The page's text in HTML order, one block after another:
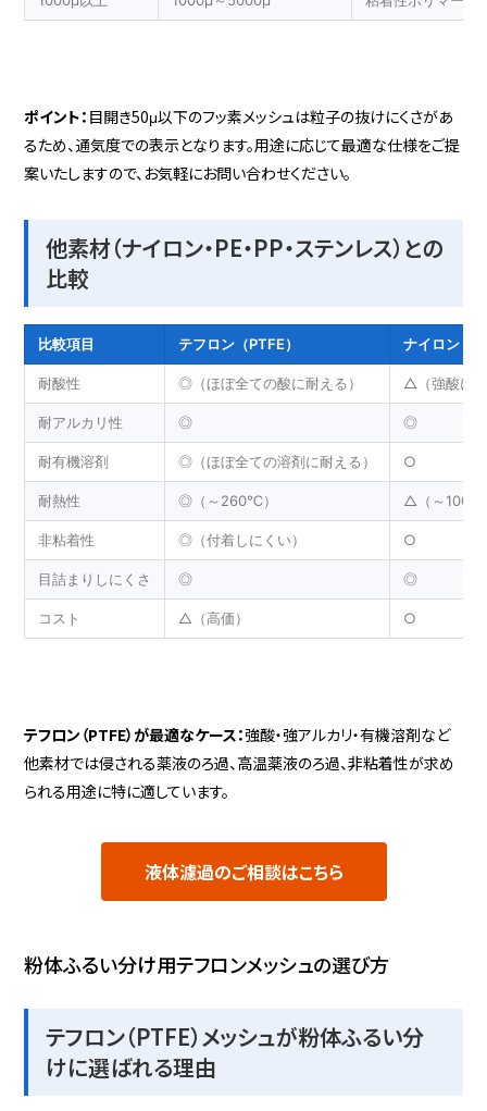
ETFEテフロン 850 275 23
PVDFメッシュ 860 410 20
PVDFメッシュ 400/975 21/37
ETFEテフロン 1000 515 17
ETFEテフロン 1800 500 11
CLV-TN-0515-12 18
CLV-TN-0515-13 43 300
13 件中 1 から 13 まで表示
ポイント： 目開き50μ以下のフッ素メッシュは粒子の抜けにくさがあ
るため、通気度での表示となります。用途に応じて最適な仕様をご提
案いたしますので、お気軽にお問い合わせください。
他素材（ナイロン・PE・PP・ステンレス）との
比較
比較項目 テフロン（PTFE） ナイロン（
耐酸性 ◎（ほぼ全ての酸に耐える） △（強酸に
耐アルカリ性 ◎ ◎
耐有機溶剤 ◎（ほぼ全ての溶剤に耐える） ○
耐熱性 ◎（～260℃） △（～100℃
非粘着性 ◎（付着しにくい） ○
目詰まりしにくさ ◎ ◎
コスト △（高価） ○
テフロン（PTFE）が最適なケース：強酸・強アルカリ・有機溶剤など
他素材では侵される薬液のろ過、高温薬液のろ過、非粘着性が求め
られる用途に特に適しています。
液体濾過のご相談はこちら
粉体ふるい分け用テフロンメッシュの選び方
テフロン（PTFE）メッシュが粉体ふるい分
けに選ばれる理由